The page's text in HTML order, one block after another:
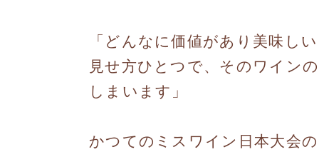
「どんなに価値があり美味し
見せ方ひとつで、そのワイン
しまいます」
かつてのミスワイン日本大会